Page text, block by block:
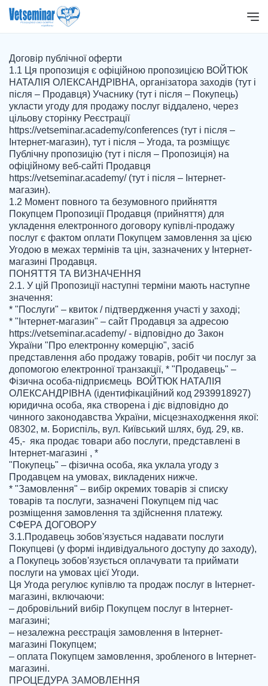
Договір публічної оферти
1.1 Ця пропозиція є офіційною пропозицією ВОЙТЮК
НАТАЛІЯ ОЛЕКСАНДРІВНА, організатора заходів (тут і
після – Продавця) Учаснику (тут і після – Покупець)
укласти угоду для продажу послуг віддалено, через
цільову сторінку Реєстрації
https://vetseminar.academy/conferences (тут і після –
Інтернет-магазин), тут і після – Угода, та розміщує
Публічну пропозицію (тут і після – Пропозиція) на
офіційному веб-сайті Продавця
https://vetseminar.academy/ (тут і після – Інтернет-
магазин).
1.2 Момент повного та безумовного прийняття
Покупцем Пропозиції Продавця (прийняття) для
укладення електронного договору купівлі-продажу
послуг є фактом оплати Покупцем замовлення за цією
Угодою в межах термінів та цін, зазначених у Інтернет-
магазині Продавця.
ПОНЯТТЯ ТА ВИЗНАЧЕННЯ
2.1. У цій Пропозиції наступні терміни мають наступне
значення:
* "Послуги" – квиток / підтвердження участі у заході;
* "Інтернет-магазин" – сайт Продавця за адресою
https://vetseminar.academy/ - відповідно до Закон
України "Про електронну комерцію", засіб
представлення або продажу товарів, робіт чи послуг за
допомогою електронної транзакції, * "Продавець" –
Фізична особа-підприємець  ВОЙТЮК НАТАЛІЯ
ОЛЕКСАНДРІВНА (ідентифікаційний код 2939918927)
юридична особа, яка створена і діє відповідно до
чинного законодавства України, місцезнаходження якої:
08302, м. Бориспіль, вул. Київський шлях, буд. 29, кв.
45,-  яка продає товари або послуги, представлені в
Інтернет-магазині , *
"Покупець" – фізична особа, яка уклала угоду з
Продавцем на умовах, викладених нижче.
* "Замовлення" – вибір окремих товарів зі списку
товарів та послуги, зазначені Покупцем під час
розміщення замовлення та здійснення платежу.
СФЕРА ДОГОВОРУ
3.1.Продавець зобов'язується надавати послуги
Покупцеві (у формі індивідуального доступу до заходу),
а Покупець зобов'язується оплачувати та приймати
послуги на умовах цієї Угоди.
Ця Угода регулює купівлю та продаж послуг в Інтернет-
магазині, включаючи:
– добровільний вибір Покупцем послуг в Інтернет-
магазині;
– незалежна реєстрація замовлення в Інтернет-
магазині Покупцем;
– оплата Покупцем замовлення, зробленого в Інтернет-
магазині.
ПРОЦЕДУРА ЗАМОВЛЕННЯ